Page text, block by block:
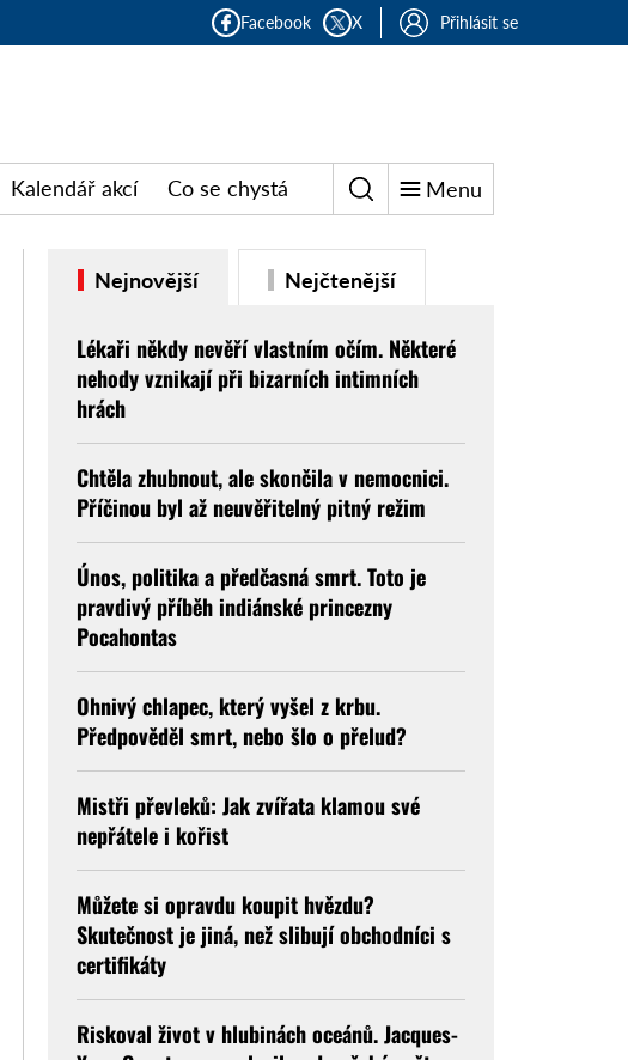
Facebook X Přihlásit se
Kalendář akcí Co se chystá Menu
Nejnovější Nejčtenější
Lékaři někdy nevěří vlastním očím. Některé
nehody vznikají při bizarních intimních
hrách
Chtěla zhubnout, ale skončila v nemocnici.
Příčinou byl až neuvěřitelný pitný režim
Únos, politika a předčasná smrt. Toto je
pravdivý příběh indiánské princezny
Pocahontas
Ohnivý chlapec, který vyšel z krbu.
Předpověděl smrt, nebo šlo o přelud?
Mistři převleků: Jak zvířata klamou své
nepřátele i kořist
Můžete si opravdu koupit hvězdu?
Skutečnost je jiná, než slibují obchodníci s
certifikáty
Riskoval život v hlubinách oceánů. Jacques-